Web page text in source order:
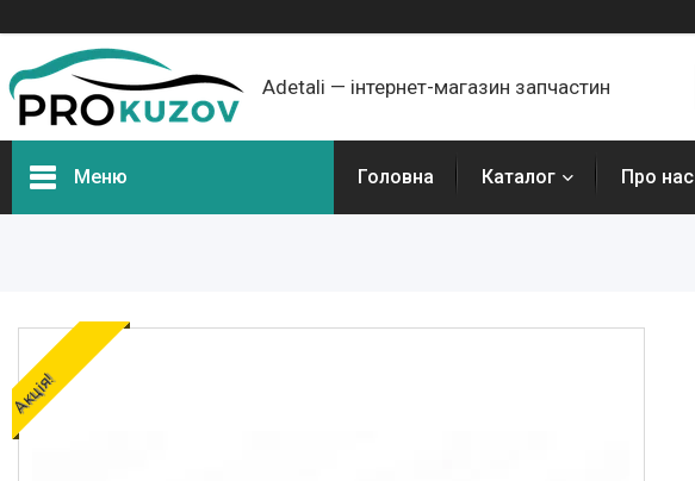
Adetali — інтернет-магазин запчастин
Меню
Відгуки
Головна Каталог Про нас
Акція!